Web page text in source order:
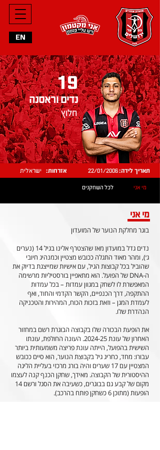
EN
19
נדים וראסנה
חלוץ
ישראלית אזרחות: תאריך לידה:22/01/2006
מי אני לכל השחקנים
מי אני
בוגר מחלקת הנוער של המועדון
נדים גדל במועדון מאז שהצטרף אלינו בגיל 14 (נערים
ג׳), ומהר מאוד התגלה ככובש מצטיין וכמנהיג חיובי
שהוביל בכל קבוצות הגיל, עם אישיות שמייצגת בדיוק את
ה-DNA של הפועל. הוא מתאפיין בורסטיליות מרשימה
המאפשרת לו לשחק במגוון עמדות – בכל עמדות
ההתקפה, דרך הכנפיים, הקשר הקדמי והחוד, ואף
לעמדת המגן – וזאת בזכות הכוח, המהירות והטכניקה
הנהדרת שלו.
את הופעת הבכורה שלו בקבוצה הבוגרת רשם במחזור
האחרון של עונת 2024-25. העונה החולפת, עונתו
השישית בהפועל, הייתה עונת פריצה משמעותית ביותר
עבורו: מחד, כחריג גיל בקבוצת הנוער, הוא סיים ככובש
המצטיין עם 17 שערים והיה בורג מרכזי בעליית הליגה
ההיסטורית של הקבוצה. מאידך, שחקן הכנף קנה לעצמו
מקום של קבע גם בבוגרים, כשעיבה את הסגל ורשם 14
הופעות (מתוכן 6 כשחקן פותח בהרכב).